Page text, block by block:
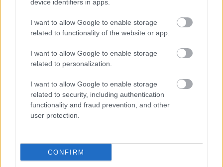
device identifiers in apps.
I want to allow Google to enable storage
related to functionality of the website or app.
I want to allow Google to enable storage
related to personalization.
I want to allow Google to enable storage
related to security, including authentication
functionality and fraud prevention, and other
user protection.
CONFIRM
Felkészülési szezon 5. mérkőzés
AC MilanvsManchester United2026-08-15 18:00
Támogatás